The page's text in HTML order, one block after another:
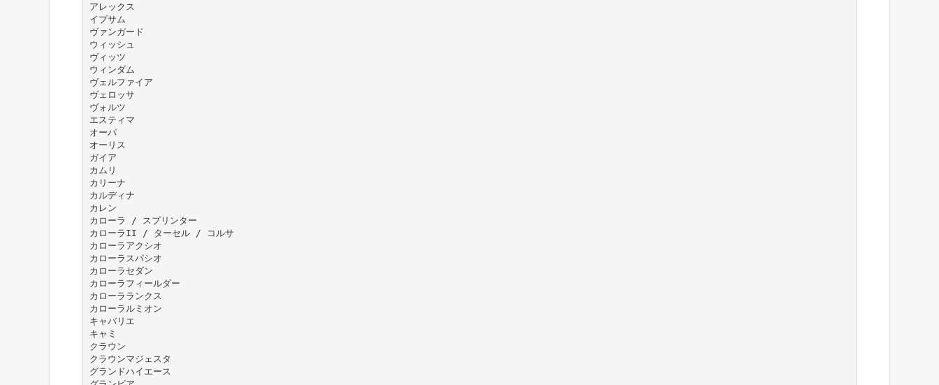
アレックス
イプサム
ヴァンガード
ウィッシュ
ヴィッツ
ウィンダム
ヴェルファイア
ヴェロッサ
ヴォルツ
エスティマ
オーパ
オーリス
ガイア
カムリ
カリーナ
カルディナ
カレン
カローラ / スプリンター
カローラII / ターセル / コルサ
カローラアクシオ
カローラスパシオ
カローラセダン
カローラフィールダー
カローラランクス
カローラルミオン
キャバリエ
キャミ
クラウン
クラウンマジェスタ
グランドハイエース